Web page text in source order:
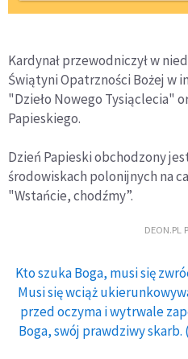
Kardynał przewodniczył w
Świątyni Opatrzności Bożej w
"Dzieło Nowego Tysiąclecia"
Papieskiego.
Dzień Papieski obchodzony
środowiskach polonijnych na
"Wstańcie, chodźmy”.
DEON.PL
Kto szuka Boga, musi się
Musi się wciąż
przed oczyma i wytrwale
Boga, swój prawdziwy skarb.